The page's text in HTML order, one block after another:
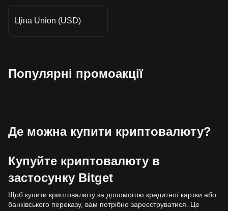
Ціна Union (USD)
Популярні промоакції
Де можна купити криптовалюту?
Купуйте криптовалюту в
застосунку Bitget
Щоб купити криптовалюту за допомогою кредитної картки або
банківського переказу, вам потрібно зареєструватися. Це